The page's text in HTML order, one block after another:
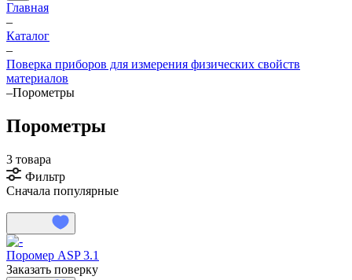
Главная
–
Каталог
–
Поверка приборов для измерения физических свойств
материалов
–Порометры
Порометры
3 товара
Фильтр
Сначала популярные
Поромер ASP 3.1
Заказать поверку